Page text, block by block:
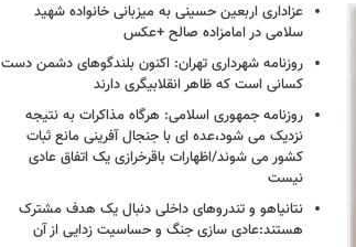
عزاداری اربعین حسینی به میزبانی خانواده شهید
سلامی در امامزاده صالح +عکس
روزنامه شهرداری تهران: اکنون بلندگوهای دشمن دست
کسانی است که ظاهر انقلابیگری دارند
روزنامه جمهوری اسلامی: هرگاه مذاکرات به نتیجه
نزدیک می شود،عده ای با جنجال آفرینی مانع ثبات
کشور می شوند/اظهارات باقرخرازی یک اتفاق عادی
نیست
نتانیاهو و تندروهای داخلی دنبال یک هدف مشترک
هستند:عادی سازی جنگ و حساسیت زدایی از آن